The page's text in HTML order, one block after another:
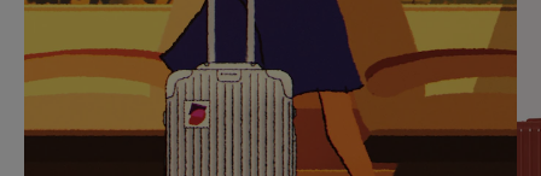
PAUSARLO.
PARA
ACTIVARLO.